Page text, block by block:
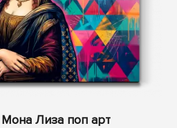
Лиза поп арт